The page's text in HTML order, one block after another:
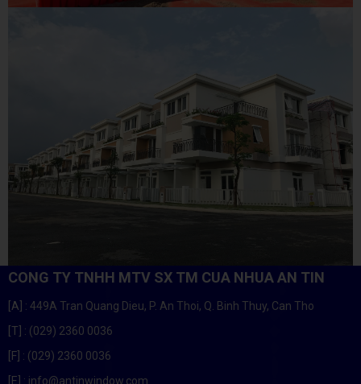
CONG TY TNHH MTV SX TM CUA NHUA AN TIN
[A] : 449A Tran Quang Dieu, P. An Thoi, Q. Binh Thuy, Can Tho
[T] : (029) 2360 0036
[F] : (029) 2360 0036
[E] : info@antinwindow.com